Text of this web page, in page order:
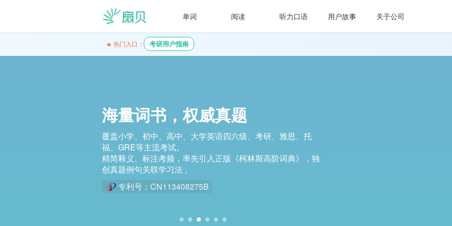
🔥 热门入口： 考研用户指南
单词 阅读 听力口语 用户故事 关于公司
词文串学，语境强化
基于每日所学词汇，单词记忆水平和考试目标，
智能匹配外刊同源短文，
在真实语境中巩固记忆。
短文填词，题型强化
基于已学词汇，自动生成首字母填空、选词填空等高频考试题
型，背词与刷题同步完成。
支持导出 PDF，方便集中刷题或打印复习，让练习更接近真实
考试。